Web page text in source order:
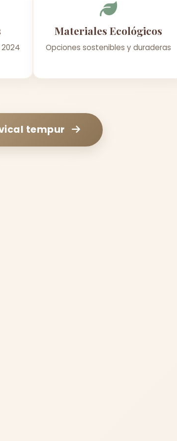
Materiales Ecológicos
Opciones sostenibles y duraderas
tempur